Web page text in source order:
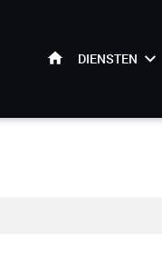
HOME
DIENSTEN